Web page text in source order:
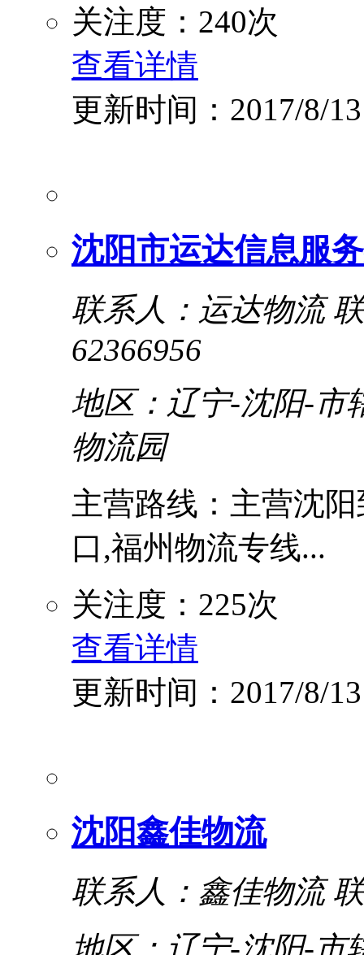
关注度：240次
查看详情
更新时间：2017/8/13
沈阳市运达信息服
联系人：运达物流
62366956
地区：辽宁-沈阳-市
物流园
主营路线：主营沈
口,福州物流专线...
关注度：225次
查看详情
更新时间：2017/8/13
沈阳鑫佳物流
联系人：鑫佳物流